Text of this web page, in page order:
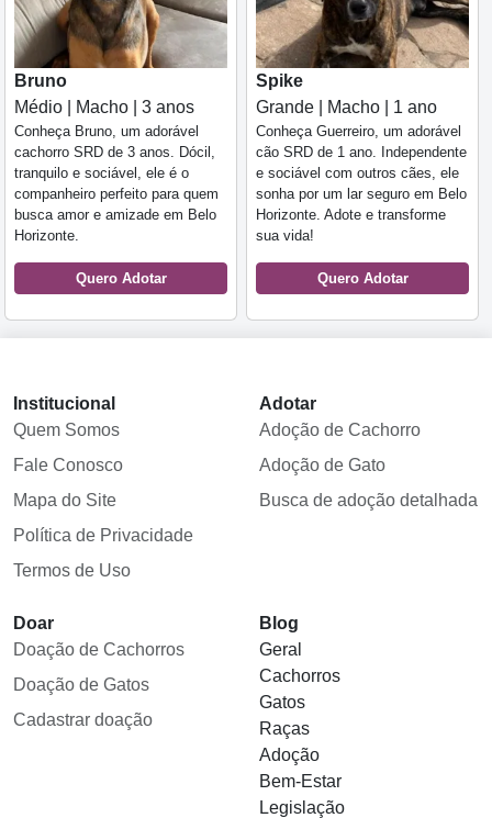
Bruno
Médio | Macho | 3 anos
Conheça Bruno, um adorável
cachorro SRD de 3 anos. Dócil,
tranquilo e sociável, ele é o
companheiro perfeito para quem
busca amor e amizade em Belo
Horizonte.
Quero Adotar
Spike
Grande | Macho | 1 ano
Conheça Guerreiro, um adorável
cão SRD de 1 ano. Independente
e sociável com outros cães, ele
sonha por um lar seguro em Belo
Horizonte. Adote e transforme
sua vida!
Quero Adotar
Institucional
Quem Somos
Fale Conosco
Mapa do Site
Política de Privacidade
Termos de Uso
Adotar
Adoção de Cachorro
Adoção de Gato
Busca de adoção detalhada
Doar
Doação de Cachorros
Doação de Gatos
Cadastrar doação
Blog
Geral
Cachorros
Gatos
Raças
Adoção
Bem-Estar
Legislação